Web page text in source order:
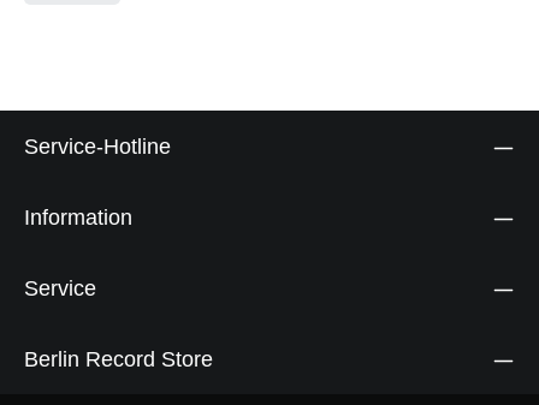
Service-Hotline
Information
Service
Berlin Record Store